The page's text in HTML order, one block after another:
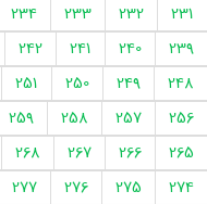
231
232
233
234
239
240
241
242
248
249
250
251
256
257
258
259
265
266
267
268
274
275
276
277